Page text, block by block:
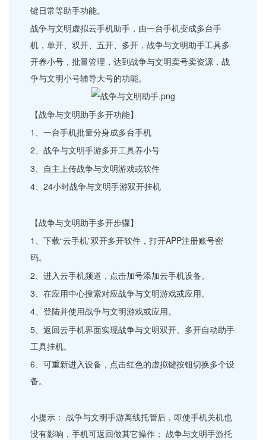
键日常等助手功能。
战争与文明虚拟云手机助手，由一台手机变成多台手
机，单开、双开、五开、多开，战争与文明助手工具多
开养小号，批量管理，达到战争与文明卖号卖资源，战
争与文明小号辅导大号的功能。
【战争与文明助手多开功能】
1、一台手机批量分身成多台手机
2、战争与文明手游多开工具养小号
3、自主上传战争与文明游戏或软件
4、24小时战争与文明手游双开挂机
【战争与文明助手多开步骤】
1、下载“云手机”双开多开软件，打开APP注册账号密
码。
2、进入云手机频道，点击加号添加云手机设备。
3、在应用中心搜索对应战争与文明游戏或应用。
4、登陆并使用战争与文明游戏或应用。
5、返回云手机界面实现战争与文明双开、多开自动助手
工具挂机。
6、可重新进入设备，点击红色的虚拟键按钮切换多个设
备。
小提示： 战争与文明手游离线托管后，即使手机关机也
没有影响，手机可返回做其它操作； 战争与文明手游托